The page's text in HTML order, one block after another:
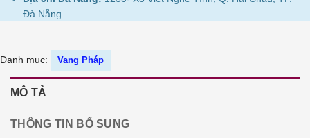
Đà Nẵng
Danh mục: Vang Pháp
MÔ TẢ
THÔNG TIN BỔ SUNG